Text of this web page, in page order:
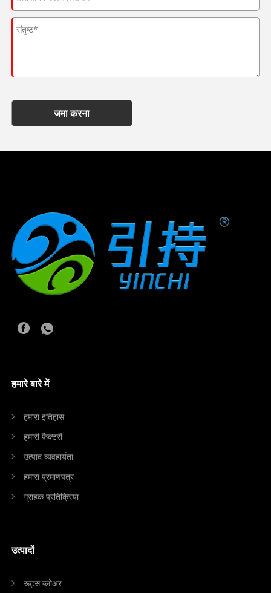
जमा करना
हमारे बारे में
हमारा इतिहास
हमारी फैक्टरी
उत्पाद व्यवहार्यता
हमारा प्रमाणपत्र
ग्राहक प्रतिक्रिया
उत्पादों
रूट्स ब्लोअर